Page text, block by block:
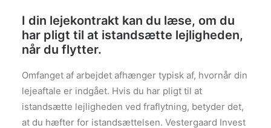
I din lejekontrakt kan du læse, om du
har pligt til at istandsætte lejligheden,
når du flytter.
Omfanget af arbejdet afhænger typisk af, hvornår din
lejeaftale er indgået. Hvis du har pligt til at
istandsætte lejligheden ved fraflytning, betyder det,
at du hæfter for istandsættelsen. Vestergaard Invest